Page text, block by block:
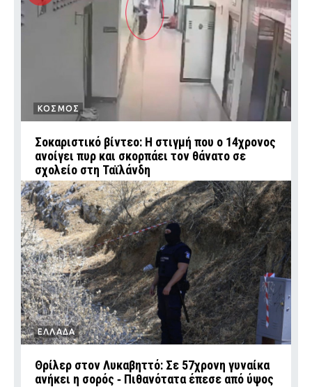
ΚΟΣΜΟΣ
Σοκαριστικό βίντεο: Η στιγμή που ο 14χρονος
ανοίγει πυρ και σκορπάει τον θάνατο σε
σχολείο στη Ταϊλάνδη
ΕΛΛΑΔΑ
Θρίλερ στον Λυκαβηττό: Σε 57χρονη γυναίκα
ανήκει η σορός ‑ Πιθανότατα έπεσε από ύψος